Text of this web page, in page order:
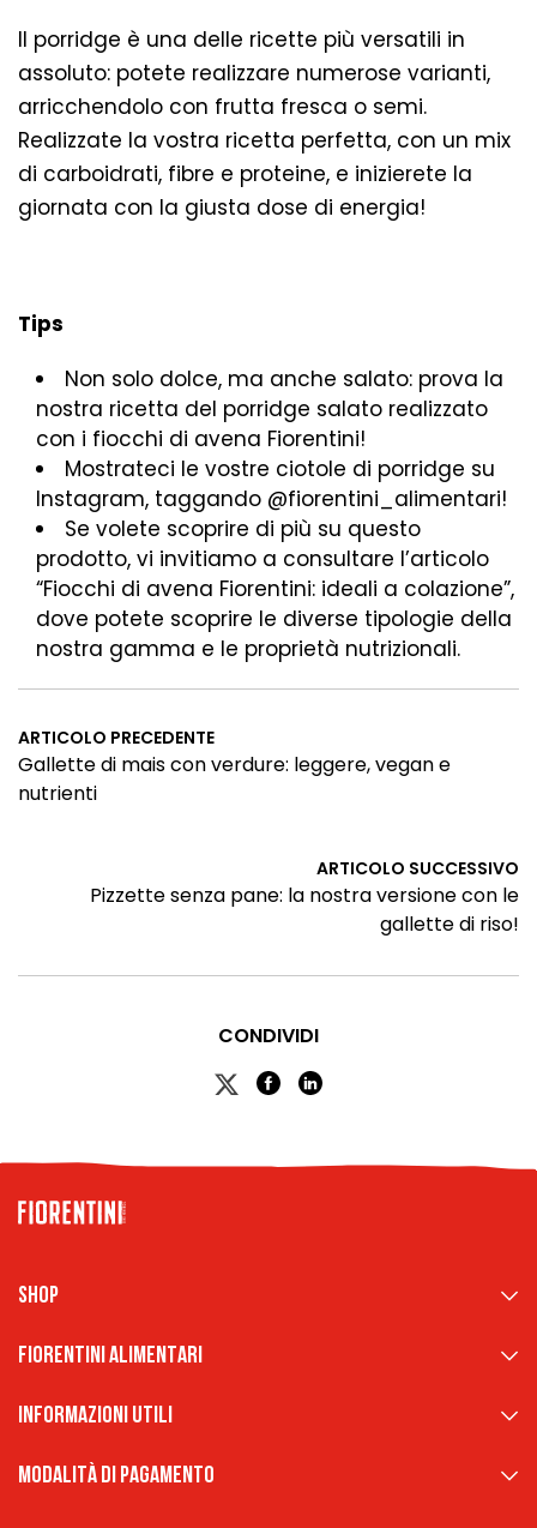
Il porridge è una delle ricette più versatili in
assoluto: potete realizzare numerose varianti,
arricchendolo con frutta fresca o semi.
Realizzate la vostra ricetta perfetta, con un mix
di carboidrati, fibre e proteine, e inizierete la
giornata con la giusta dose di energia!
Tips
Non solo dolce, ma anche salato: prova la
nostra ricetta del porridge salato realizzato
con i fiocchi di avena Fiorentini!
Mostrateci le vostre ciotole di porridge su
Instagram, taggando @fiorentini_alimentari!
Se volete scoprire di più su questo
prodotto, vi invitiamo a consultare l’articolo
“Fiocchi di avena Fiorentini: ideali a colazione”,
dove potete scoprire le diverse tipologie della
nostra gamma e le proprietà nutrizionali.
ARTICOLO PRECEDENTE
Gallette di mais con verdure: leggere, vegan e
nutrienti
ARTICOLO SUCCESSIVO
Pizzette senza pane: la nostra versione con le
gallette di riso!
CONDIVIDI
Shop
Fiorentini Alimentari
Informazioni Utili
Modalità di pagamento